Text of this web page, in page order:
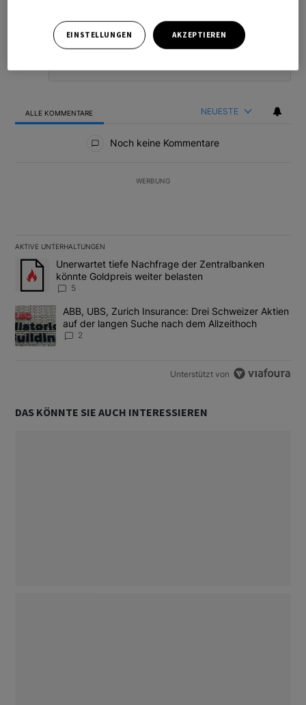
Kommentare FOLGE DIESER
FOLGEN
ALLE KOMMENTARE NEUESTE
Noch keine Kommentare
WERBUNG
AKTIVE UNTERHALTUNGEN
Das Folgende ist eine Liste der am meisten kommentierten
Ein Trendartikel mit dem Titel "Unerwartet tiefe Nachfrage der
Unerwartet tiefe Nachfrage der Zentralbanken
könnte Goldpreis weiter belasten
5
Ein Trendartikel mit dem Titel "ABB, UBS, Zurich Insurance:
ABB, UBS, Zurich Insurance: Drei Schweizer Aktien
auf der langen Suche nach dem Allzeithoch
2
Unterstützt von
DAS KÖNNTE SIE AUCH INTERESSIEREN
EINSTELLUNGEN AKZEPTIEREN